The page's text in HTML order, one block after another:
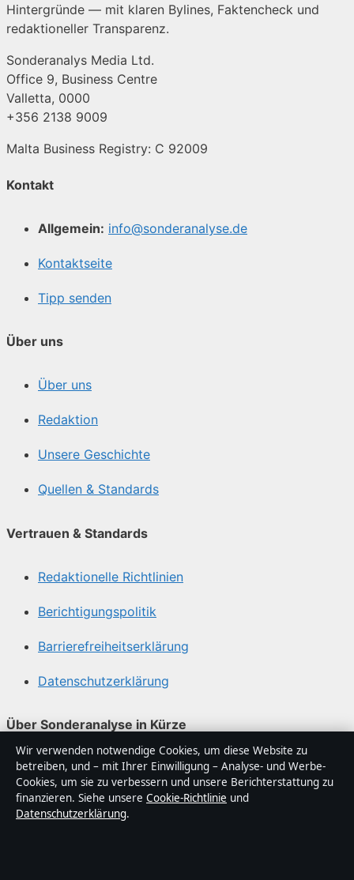
Hintergründe — mit klaren Bylines, Faktencheck und
redaktioneller Transparenz.
Sonderanalys Media Ltd.
Office 9, Business Centre
Valletta, 0000
+356 2138 9009
Malta Business Registry: C 92009
Kontakt
Allgemein: info@sonderanalyse.de
Kontaktseite
Tipp senden
Über uns
Über uns
Redaktion
Unsere Geschichte
Quellen & Standards
Vertrauen & Standards
Redaktionelle Richtlinien
Berichtigungspolitik
Barrierefreiheitserklärung
Datenschutzerklärung
Über Sonderanalyse in Kürze
Sonderanalyse ist ein unabhängiger digitaler
Nachrichtenanbieter mit Fokus auf Politik, Wirtschaft,
Technik und Gesellschaft in Deutschland. Jeder Artikel
trägt eine Byline, wird von einem Redakteur geprüft und
Wir verwenden notwendige Cookies, um diese Website zu
betreiben, und – mit Ihrer Einwilligung – Analyse- und Werbe-
Cookies, um sie zu verbessern und unsere Berichterstattung zu
finanzieren. Siehe unsere Cookie-Richtlinie und
Datenschutzerklärung.